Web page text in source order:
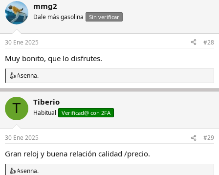
c
c
i
e
:
mmg2
Dale más gasolina Sin verificar
30 Ene 2025 #28
Muy bonito, que lo disfrutes.
R
e
a
c
i
e
:
Asenna.
T Tiberio
Habitual Verificad@ con 2FA
30 Ene 2025 #29
Gran reloj y buena relación calidad /precio.
Asenna.